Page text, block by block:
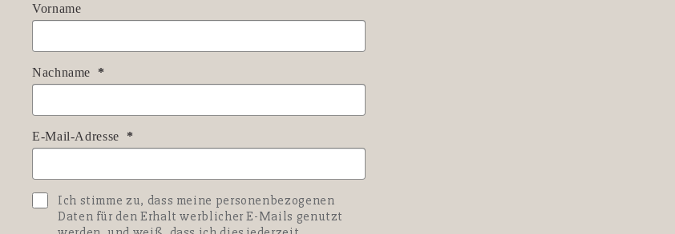
Vorname
Nachname
E-Mail-Adresse
Ich stimme zu, dass meine personenbezogenen
Daten für den Erhalt werblicher E-Mails genutzt